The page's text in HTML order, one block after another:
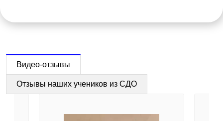
Видео-отзывы
Отзывы наших учеников из СДО